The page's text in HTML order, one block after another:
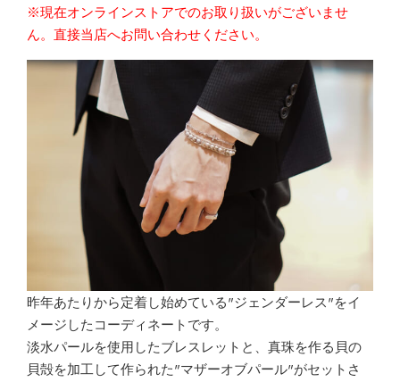
※現在オンラインストアでのお取り扱いがございませ
ん。直接当店へお問い合わせください。
昨年あたりから定着し始めている”ジェンダーレス”をイ
メージしたコーディネートです。
淡水パールを使用したブレスレットと、真珠を作る貝の
貝殻を加工して作られた”マザーオブパール”がセットさ